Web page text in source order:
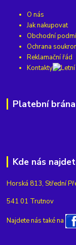
O nás
Jak nakupovat
Obchodní
Ochrana
Reklamační řád
Kontakty
Platební
Kde nás
Horská 813, Střední
541 01 Trutnov
Najdete nás také na